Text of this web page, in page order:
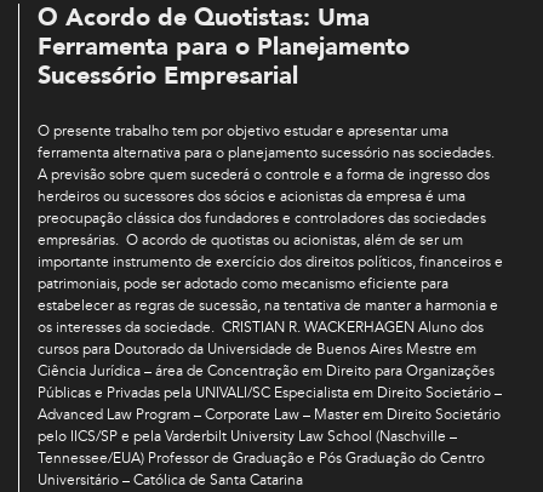
O Acordo de Quotistas: Uma
Ferramenta para o Planejamento
Sucessório Empresarial
O presente trabalho tem por objetivo estudar e apresentar uma
ferramenta alternativa para o planejamento sucessório nas sociedades.
A previsão sobre quem sucederá o controle e a forma de ingresso dos
herdeiros ou sucessores dos sócios e acionistas da empresa é uma
preocupação clássica dos fundadores e controladores das sociedades
empresárias. O acordo de quotistas ou acionistas, além de ser um
importante instrumento de exercício dos direitos políticos, financeiros e
patrimoniais, pode ser adotado como mecanismo eficiente para
estabelecer as regras de sucessão, na tentativa de manter a harmonia e
os interesses da sociedade. CRISTIAN R. WACKERHAGEN Aluno dos
cursos para Doutorado da Universidade de Buenos Aires Mestre em
Ciência Jurídica – área de Concentração em Direito para Organizações
Públicas e Privadas pela UNIVALI/SC Especialista em Direito Societário –
Advanced Law Program – Corporate Law – Master em Direito Societário
pelo IICS/SP e pela Varderbilt University Law School (Naschville –
Tennessee/EUA) Professor de Graduação e Pós Graduação do Centro
Universitário – Católica de Santa Catarina